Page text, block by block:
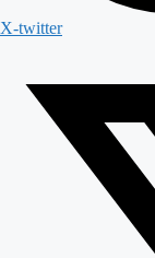
X-twitter